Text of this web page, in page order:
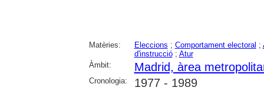
Matèries: Eleccions ; Comportament electoral ;
d'instrucció; Atur
Àmbit:
Madrid, àrea
Cronologia: 1977 - 1989